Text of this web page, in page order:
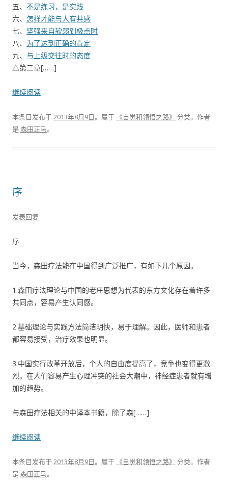
五、 不是练习，是实践
六、 怎样才能与人有共感
七、 坚强来自软弱到极点时
八、 为了达到正确的肯定
九、 与上级交往时的态度
△第二章[……]
继续阅读
本条目发布于2013年8月9日。属于 《自觉和领悟之路》 分类。 作者
是森田正马。
序
发表回复
序
当今，森田疗法能在中国得到广泛推广，有如下几个原因。
1.森田疗法理论与中国的老庄思想为代表的东方文化存在着许多
共同点，容易产生认同感。
2.基础理论与实践方法简洁明快，易于理解。因此，医师和患者
都容易接受，治疗效果也明显。
3.中国实行改革开放后，个人的自由度提高了，竞争也变得更激
烈。在人们容易产生心理冲突的社会大潮中，神经症患者就有增
加的趋势。
与森田疗法相关的中译本书籍，除了森[……]
继续阅读
本条目发布于2013年8月9日。属于 《自觉和领悟之路》 分类。 作者
是森田正马。